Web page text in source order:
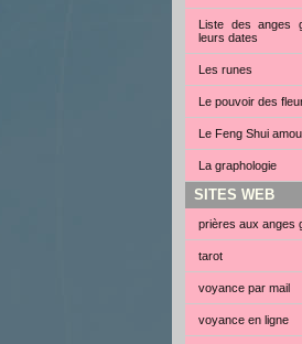
Liste des anges
leurs dates
Les runes
Le pouvoir des
Le Feng Shui
La graphologie
SITES WEB
prières aux anges
tarot
voyance par mail
voyance en ligne